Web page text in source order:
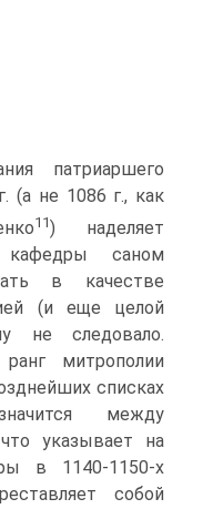
патриаршего
(а не 1086 г., как
11) наделяет
кафедры саном
в качестве
(и еще целой
не следовало.
митрополии
списках
между
указывает на
в 1140-1150-х
собой